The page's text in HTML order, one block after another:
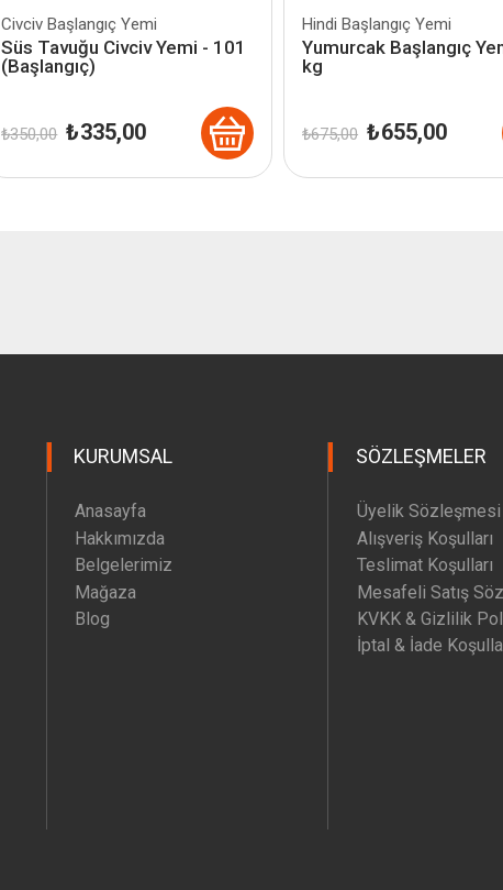
Civciv Başlangıç Yemi
Süs Tavuğu Civciv Yemi - 101
(Başlangıç)
₺350,00 Orijinal
fiyat:
₺335,00Şu
Hindi Başlangıç Yemi
Yumurcak Başlangıç
kg
₺675,00 Orijinal
fiyat:
₺655,00Şu
KURUMSAL
Anasayfa
Hakkımızda
Belgelerimiz
Mağaza
Blog
SÖZLEŞMELER
Üyelik Sözleşmesi
Alışveriş Koşulları
Teslimat Koşulları
Mesafeli Satış
KVKK & Gizlilik
İptal & İade